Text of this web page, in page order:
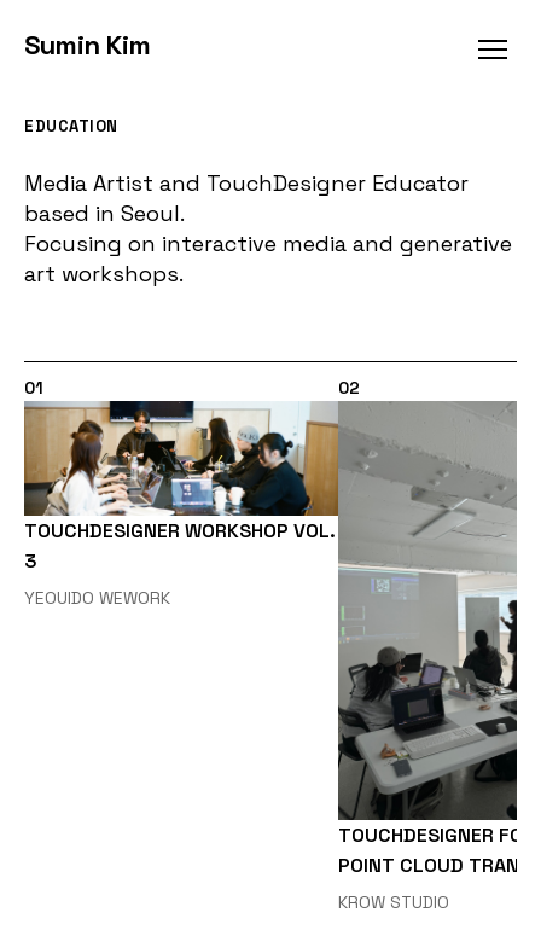
Sumin Kim
EDUCATION
Media Artist and TouchDesigner Educator
based in Seoul.
Focusing on interactive media and generative
art workshops.
01
TOUCHDESIGNER WORKSHOP VOL.
3
YEOUIDO WEWORK
02
TOUCHDESIGNER
POINT CLOUD
KROW STUDIO